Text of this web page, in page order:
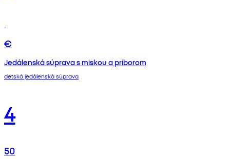
€
Jedálenská súprava s miskou a príborom
detská jedálenská súprava
4
50